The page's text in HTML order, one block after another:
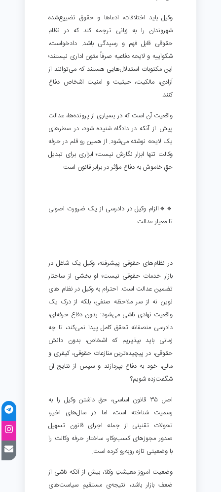
وکیل باید اختلافات، ادعاها و حقوق تضییع‌شده
شهروندان را به زبانی ترجمه کند که در نظام
حقوقی قابل فهم و رسیدگی باشد. دادخواست،
شکواییه و لایحه دفاعیه صرفاً متون اداری نیستند؛
این مکتوبات استدلال‌هایی‌ هستند که می‌توانند از
آزادی، مالکیت، حیثیت و امنیت اشخاص دفاع
کنند.
واقعیت آن است که در بسیاری از پرونده‌ها، عدالت
پیش از آنکه در دادگاه شنیده شود، در سطرهای
یک لایحه نوشته می‌شود. از همین رو قلم در حرفه
وکالت تنها ابزار نگارش نیست؛ ابزاری برای تبدیل
حقِ خاموش به دفاع مؤثر در برابر قانون است
🔹🔹الزام وکیل در دادرسی از یک ضرورت اصولی
تا معیار عدالت
در نظام‌های حقوقی پیشرفته، وکیل یک شاغل در
بازار خدمات حقوقی نیست؛ او بخشی از ساختار
تضمین عدالت است. احترام به وکیل در نظام های
نوین نه از سر ملاحظه صنفی، بلکه از درک یک
واقعیت نهادی ناشی می‌شود: بدون دفاع حرفه‌ای،
دادرسی منصفانه تحقق کامل پیدا نمی‌کند، تا چه
زمانی باید بپذیریم که اشخاص، بدون دانش
حقوقی، در پیچیده‌ترین منازعات حقوقی، کیفری و
مالی، خود به دفاع بپردازند و سپس از نتایج آن
شگفت‌زده شویم؟
اصل ۳۵ قانون اساسی، حق داشتن وکیل را به
رسمیت شناخته است، اما در سال‌های اخیر،
تحولات تقنینی از جمله اجرای قانون تسهیل
صدور مجوزهای کسب‌وکار، ساختار حرفه وکالت را
با وضعیتی تازه روبه‌رو کرده است.
وضعیت امروز معیشتِ وکلا، بیش از آنکه ناشی از
ضعف بازار باشد، نتیجه‌ی مستقیمِ سیاست‌های